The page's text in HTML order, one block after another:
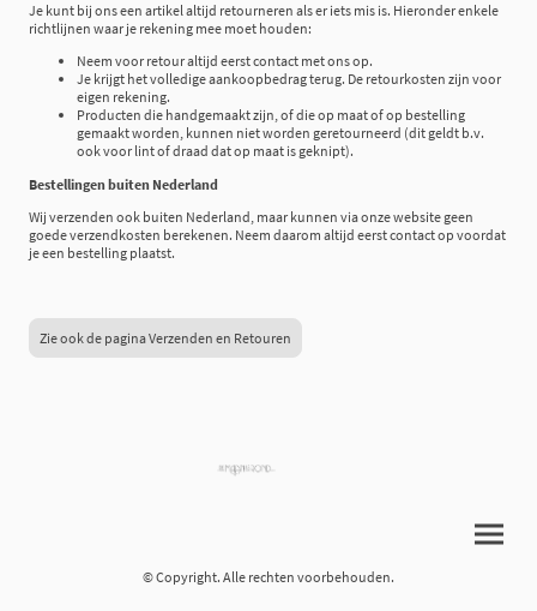
Je kunt bij ons een artikel altijd retourneren als er iets mis is. Hieronder enkele
richtlijnen waar je rekening mee moet houden:
Neem voor retour altijd eerst contact met ons op.
Je krijgt het volledige aankoopbedrag terug. De retourkosten zijn voor
eigen rekening.
Producten die handgemaakt zijn, of die op maat of op bestelling
gemaakt worden, kunnen niet worden geretourneerd (dit geldt b.v.
ook voor lint of draad dat op maat is geknipt).
Bestellingen buiten Nederland
Wij verzenden ook buiten Nederland, maar kunnen via onze website geen
goede verzendkosten berekenen. Neem daarom altijd eerst contact op voordat
je een bestelling plaatst.
Zie ook de pagina Verzenden en Retouren
© Copyright. Alle rechten voorbehouden.